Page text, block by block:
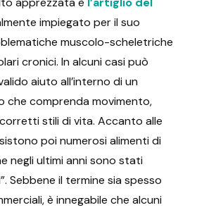
impiegato per il suo
muscolo-scheletriche
cronici. In alcuni casi può
aiuto all’interno di un
che comprenda movimento,
stili di vita. Accanto alle
poi numerosi alimenti di
negli ultimi anni sono stati
Sebbene il termine sia spesso
è innegabile che alcuni